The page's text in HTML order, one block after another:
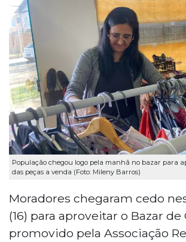
População chegou logo pela manhã no bazar para
das peças a venda (Foto: Mileny Barros)
Moradores chegaram cedo
(16) para aproveitar o Bazar de
promovido pela Associação